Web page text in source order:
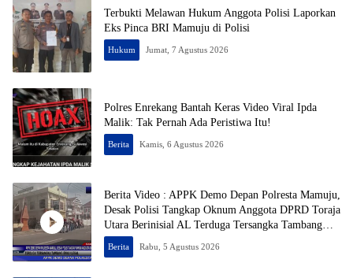
Terbukti Melawan Hukum Anggota Polisi Laporkan
Eks Pinca BRI Mamuju di Polisi
Hukum Jumat, 7 Agustus 2026
Polres Enrekang Bantah Keras Video Viral Ipda
Malik: Tak Pernah Ada Peristiwa Itu!
Berita Kamis, 6 Agustus 2026
Berita Video : APPK Demo Depan Polresta Mamuju,
Desak Polisi Tangkap Oknum Anggota DPRD Toraja
Utara Berinisial AL Terduga Tersangka Tambang
Emas Ilegal
Berita Rabu, 5 Agustus 2026